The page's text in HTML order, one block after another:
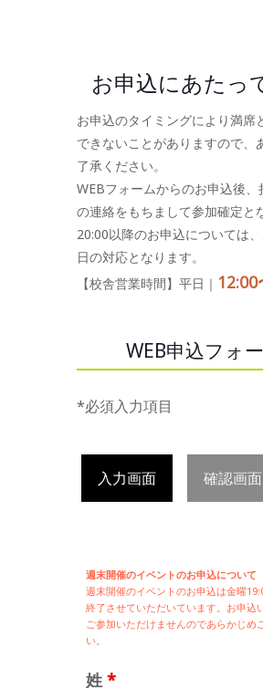
お申込にあたっ
お申込のタイミングにより満席
できないことがありますので、
了承ください。
WEBフォームからのお申込後、
の連絡をもちまして参加確定と
20:00以降のお申込については
日の対応となります。
【校舎営業時間】平日｜
WEB申込フォ
*必須入力項目
入力画面 確認画面
週末開催のイベントのお申込について
週末開催のイベントのお申込は金曜
終了させていただいています。お申込
ご参加いただけませんのであらかじめ
い。
姓 *